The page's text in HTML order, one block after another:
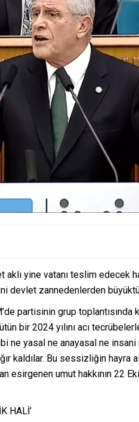
aklı yine vatanı teslim edecek
devlet zannedenlerden
partisinin grup toplantısında
bir 2024 yılını acı
ne yasal ne anayasal ne
kaldılar. Bu sessizliğin hayra
umut hakkının 22
HALİ’